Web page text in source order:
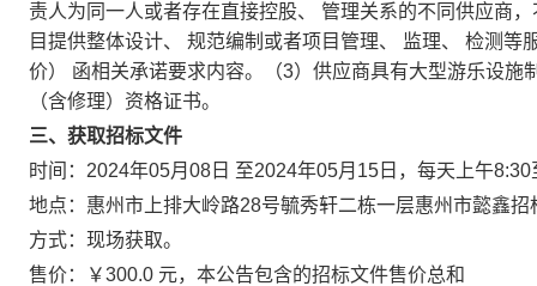
责人为同一人或者存在直接控股、 管理关系的不同供应商
目提供整体设计、 规范编制或者项目管理、 监理、 检测
价） 函相关承诺要求内容。（3）供应商具有大型游乐设
（含修理）资格证书。
三、获取招标文件
时间：2024年05月08日 至2024年05月15日，每天上午
地点：惠州市上排大岭路28号毓秀轩二栋一层惠州市懿鑫招
方式：现场获取。
售价：￥300.0 元，本公告包含的招标文件售价总和